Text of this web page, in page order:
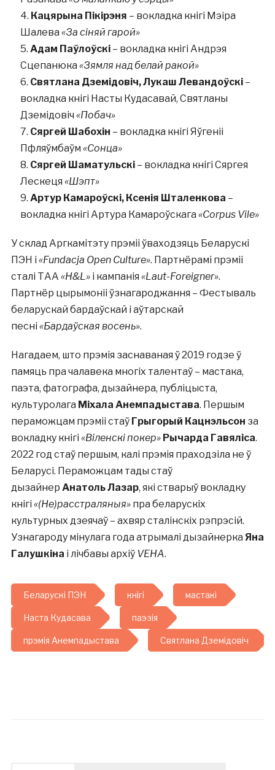
Кацярына Пікірэня – вокладка кнігі Мэіра
Шалева «За сіняй гарой»
Адам Паўлоўскі – вокладка кнігі Андрэя
Сцепанюка «Зямля над белай ракой»
Святлана Дземідовіч, Лукаш Левандоўскі–
вокладка кнігі Насты Кудасавай, Святланы
Дземідовіч «Побач»
Сяргей Шабохін – вокладка кнігі Яўгеніі
Пфляўмбаўм «Сонца»
Сяргей Шаматульскі – вокладка кнігі Сяргея
Лескеця «Шэпт»
Артур Камароўскі, Ксенія Шталенкова –
вокладка кнігі Артура Камароўскага «Corpus Vile»
У склад Аргкамітэту прэміі ўваходзяць Беларускі
ПЭН і «Fundacja Open Culture». Партнёрамі прэміі
сталі ТАА «H&L»і кампанія «Laut-Foreigner».
Партнёр цырымоніі ўзнагароджання – Фестываль
беларускай бардаўскай і аўтарскай
песні «Бардаўская восень».
Нагадаем, што прэмія заснаваная ў 2019 годзе ў
памяць пра чалавека многіх талентаў – мастака,
паэта, фатографа, дызайнера, публіцыста,
культуролага Міхала Анемпадыстава. Першым
пераможцам прэміі стаў Грыгорый Кацнэльсон за
вокладку кнігі «Віленскі покер» Рычарда Гавяліса.
2022 год стаў першым, калі прэмія праходзіла не ў
Беларусі. Пераможцам тады стаў
дызайнер Анатоль Лазар, які стварыў вокладку
кнігі «(Не)расстраляныя»пра беларускіх
культурных дзеячаў – ахвяр сталінскіх рэпрэсій.
Узнагароду мінулага года атрымалі дызайнерка Яна
Галушкіна і лічбавы архіў VEHA.
Беларускі ПЭН кнігі мастакі
Наста Кудасава паэзія
прэмія Анемпадыстава Святлана Дземідовіч